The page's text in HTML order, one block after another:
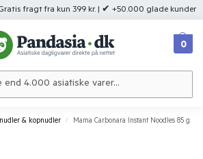
fragt fra kun 399 kr. | ✔ +50.000 glade kunder
0
& kopnudler / Mama Carbonara Instant Noodles 85 g.